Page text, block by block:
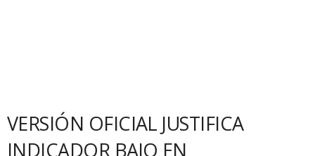
VERSIÓN OFICIAL JUSTIFICA
INDICADOR BAJO EN